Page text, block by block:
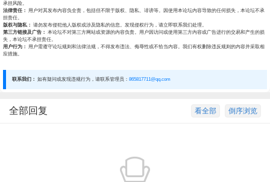
承担风险。
法律责任：
用户对其发布内容负全责，包括但不限于版权、隐私、诽谤等。因使用本论坛内容导致的任何损失，本论坛不承
担责任。
版权与隐私： 请勿发布侵犯他人版权或涉及隐私的信息。发现侵权行为，请立即联系我们处理。
第三方链接及广告： 本论坛不对第三方网站或资源的内容负责。用户因访问或使用第三方内容或广告进行的交易和产生的损
失，本论坛不承担责任。
用户行为：
用户需遵守论坛规则和法律法规，不得发布违法、侮辱性或不恰当内容。我们有权删除违反规则的内容并采取相
应措施。
联系我们： 如有疑问或发现违规行为，请联系管理员： 865817711@qq.com
倒序浏览
看全部
全部回复